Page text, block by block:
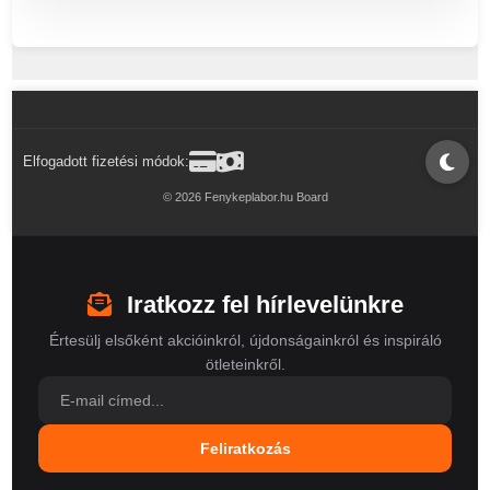
Elfogadott fizetési módok:
© 2026 Fenykeplabor.hu Board
Iratkozz fel hírlevelünkre
Értesülj elsőként akcióinkról, újdonságainkról és inspiráló
ötleteinkről.
Feliratkozás